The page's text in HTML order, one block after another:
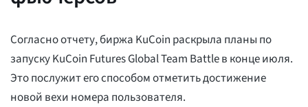
Согласно отчету, биржа KuCoin раскрыла планы по
запуску KuCoin Futures Global Team Battle в конце июля.
Это послужит его способом отметить достижение
новой вехи номера пользователя.